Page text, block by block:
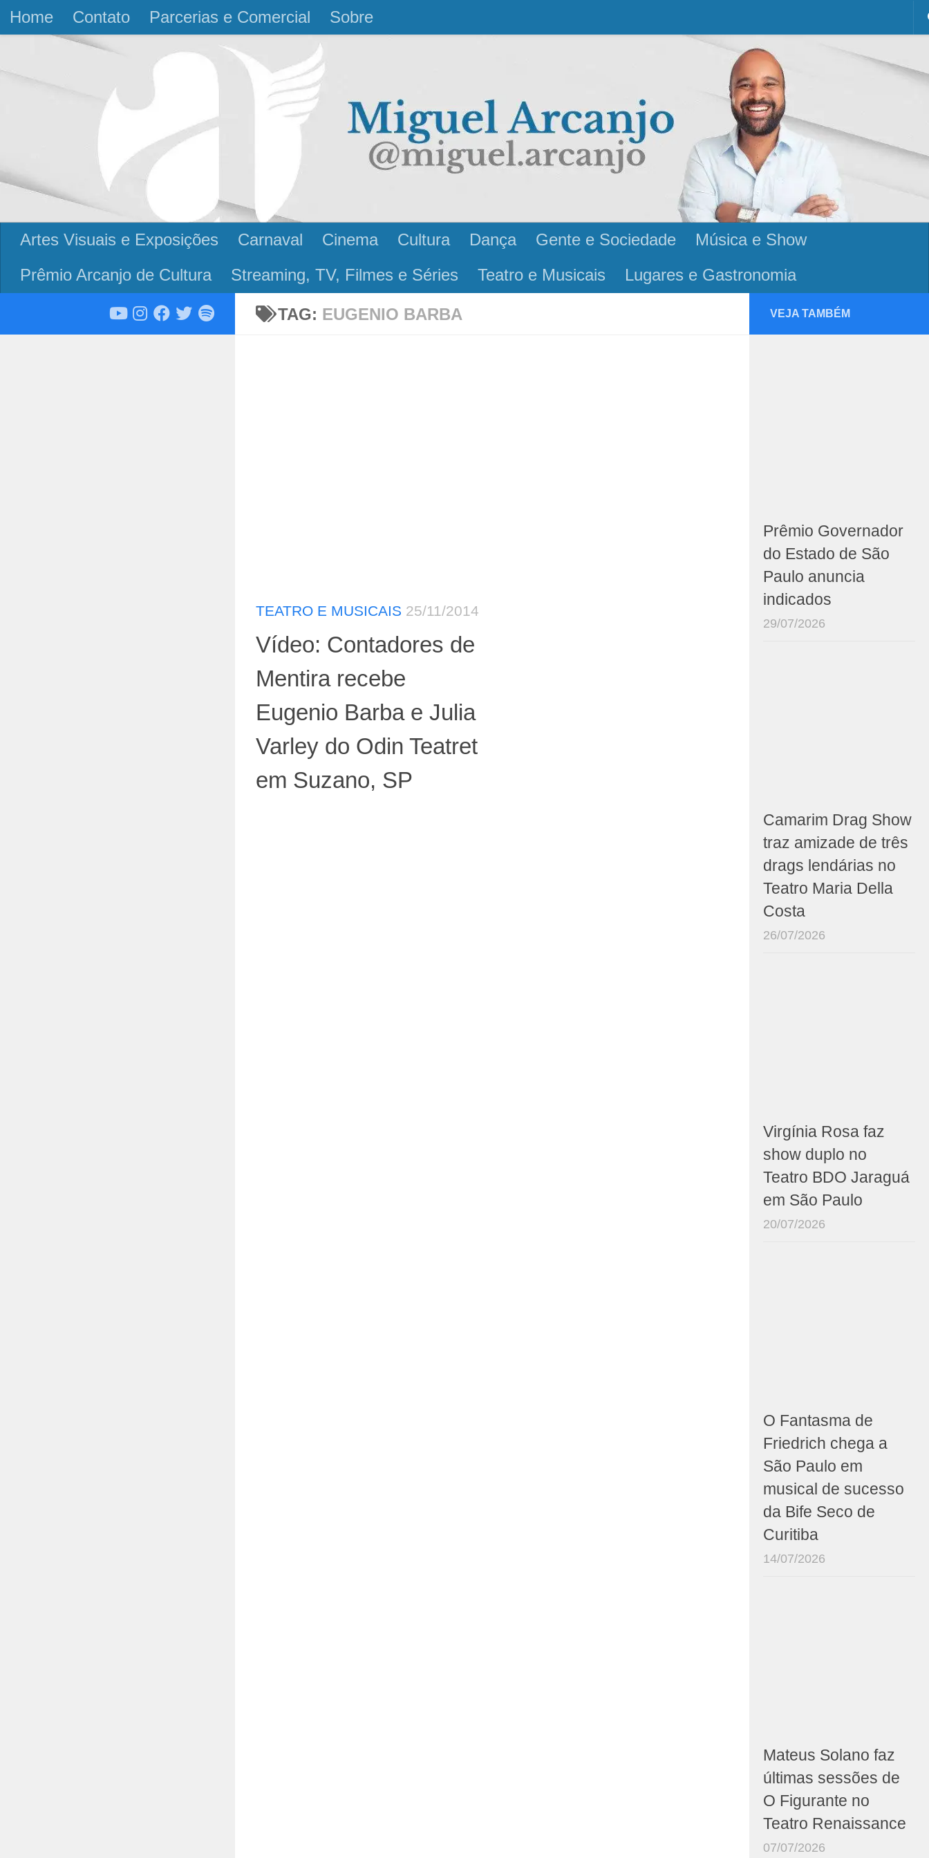
Skip to content
Home Contato Parcerias e Comercial Sobre
Artes Visuais e Exposições Carnaval Cinema Cultura Dança Gente e Sociedade
Música e Show
Prêmio Arcanjo de Cultura
Streaming, TV, Filmes e Séries Teatro e Musicais Lugares e Gastronomia
TAG: EUGENIO BARBA
TEATRO E MUSICAIS 25/11/2014
Vídeo: Contadores de
Mentira recebe
Eugenio Barba e Julia
Varley do Odin Teatret
em Suzano, SP
VEJA TAMBÉM
Prêmio Governador
do Estado de São
Paulo anuncia
indicados
29/07/2026
Camarim Drag Show
traz amizade de três
drags lendárias no
Teatro Maria Della
Costa
26/07/2026
Virgínia Rosa faz
show duplo no
Teatro BDO Jaraguá
em São Paulo
20/07/2026
O Fantasma de
Friedrich chega a
São Paulo em
musical de sucesso
da Bife Seco de
Curitiba
14/07/2026
Mateus Solano faz
últimas sessões de
O Figurante no
Teatro Renaissance
07/07/2026